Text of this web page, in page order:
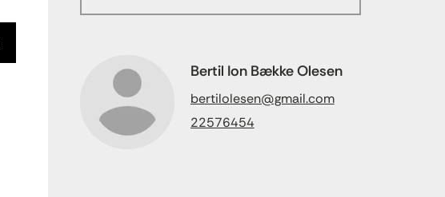
Bertil Ion Bække Olesen
bertilolesen@gmail.com
22576454